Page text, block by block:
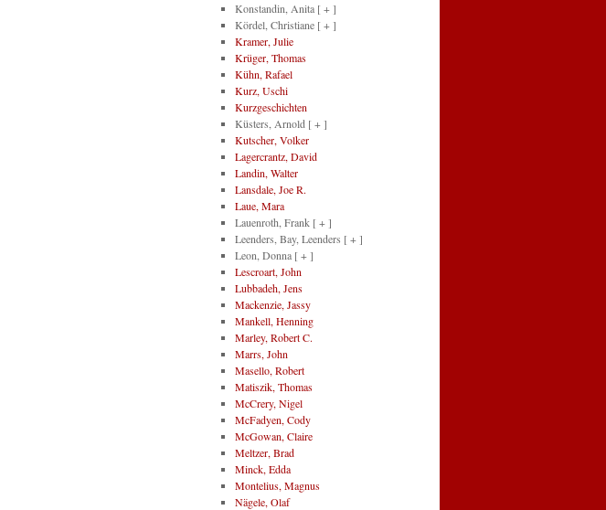
Konstandin, Anita [ + ]
Kördel, Christiane [ + ]
Kramer, Julie
Krüger, Thomas
Kühn, Rafael
Kurz, Uschi
Kurzgeschichten
Küsters, Arnold [ + ]
Kutscher, Volker
Lagercrantz, David
Landin, Walter
Lansdale, Joe R.
Laue, Mara
Lauenroth, Frank [ + ]
Leenders, Bay, Leenders [ + ]
Leon, Donna [ + ]
Lescroart, John
Lubbadeh, Jens
Mackenzie, Jassy
Mankell, Henning
Marley, Robert C.
Marrs, John
Masello, Robert
Matiszik, Thomas
McCrery, Nigel
McFadyen, Cody
McGowan, Claire
Meltzer, Brad
Minck, Edda
Montelius, Magnus
Nägele, Olaf